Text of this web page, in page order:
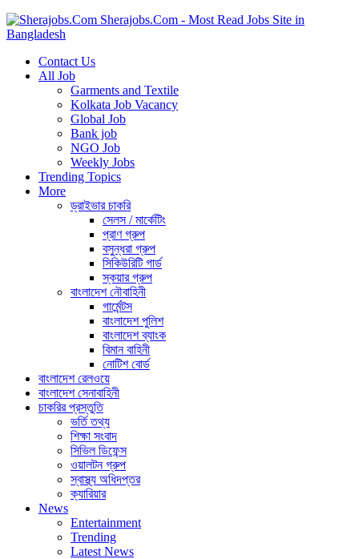
Sherajobs.Com - Most Read Jobs Site in
Bangladesh
Contact Us
All Job
Garments and Textile
Kolkata Job Vacancy
Global Job
Bank job
NGO Job
Weekly Jobs
Trending Topics
More
ড্রাইভার চাকরি
সেলস / মার্কেটিং
প্রাণ গ্রুপ
বসুন্ধরা গ্রুপ
সিকিউরিটি গার্ড
স্কয়ার গ্রুপ
বাংলাদেশ নৌবাহিনী
গার্মেন্টস
বাংলাদেশ পুলিশ
বাংলাদেশ ব্যাংক
বিমান বাহিনী
নোটিশ বোর্ড
বাংলাদেশ রেলওয়ে
বাংলাদেশ সেনাবাহিনী
চাকরির প্রস্তুতি
ভর্তি তথ্য
শিক্ষা সংবাদ
সিভিল ডিফেন্স
ওয়ালটন গ্রুপ
স্বাস্থ্য অধিদপ্তর
ক্যারিয়ার
News
Entertainment
Trending
Latest News